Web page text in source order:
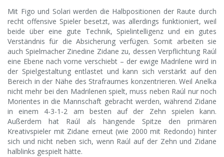
Mit Figo und Solari werden die Halbpositionen der Raute durch
recht offensive Spieler besetzt, was allerdings funktioniert, weil
beide über eine gute Technik, Spielintelligenz und ein gutes
Verständnis für die Absicherung verfügen. Somit arbeiten sie
auch Spielmacher Zinedine Zidane zu, dessen Verpflichtung Raúl
eine Ebene nach vorne verschiebt – der ewige Madrilene wird in
der Spielgestaltung entlastet und kann sich verstärkt auf den
Bereich in der Nähe des Strafraumes konzentrieren. Weil Anelka
nicht mehr bei den Madrilenen spielt, muss neben Raúl nur noch
Morientes in die Mannschaft gebracht werden, während Zidane
in einem 4-3-1-2 am besten auf der Zehn spielen kann.
Außerdem hat Raúl als hängende Spitze den primären
Kreativspieler mit Zidane erneut (wie 2000 mit Redondo) hinter
sich und nicht neben sich, wenn Raúl auf der Zehn und Zidane
halblinks gespielt hätte.